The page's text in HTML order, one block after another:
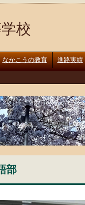
校
なかこうの教育 進路実績
部